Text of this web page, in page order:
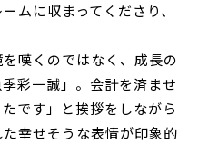
ムに収まってくださり、
嘆くのではなく、成長の
彩一誠」。会計を済ませ
です」と挨拶をしながら
幸せそうな表情が印象的